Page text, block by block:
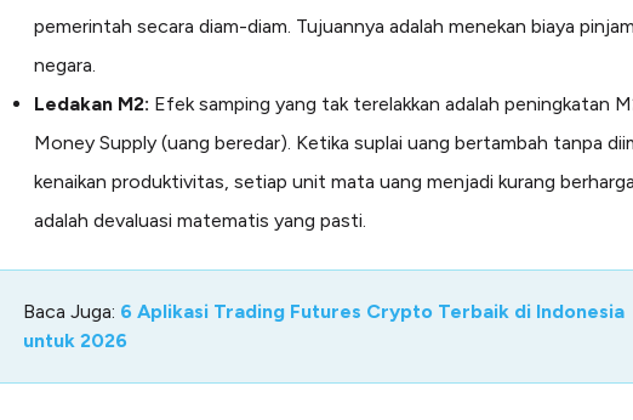
pemerintah secara diam-diam. Tujuannya adalah menekan biaya
negara.
Ledakan M2: Efek samping yang tak terelakkan adalah peningkatan
Money Supply (uang beredar). Ketika suplai uang bertambah tanpa
kenaikan produktivitas, setiap unit mata uang menjadi kurang
adalah devaluasi matematis yang pasti.
Baca Juga: 6 Aplikasi Trading Futures Crypto Terbaik di Indonesia
untuk 2026